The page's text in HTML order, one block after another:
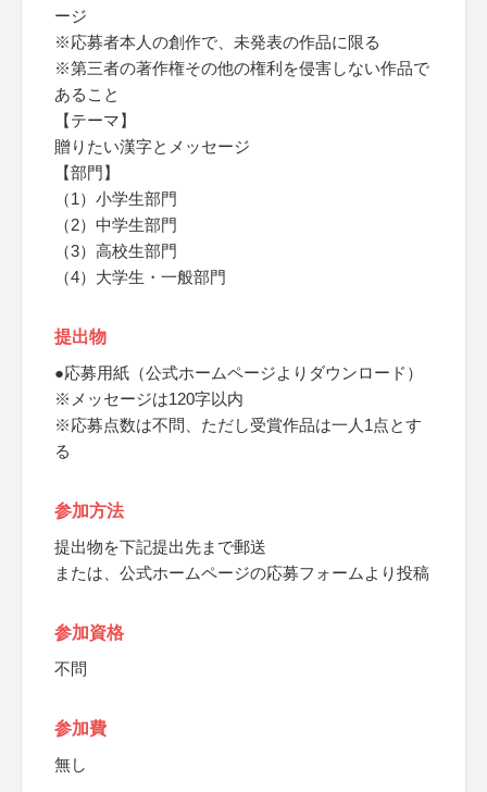
ージ
※応募者本人の創作で、未発表の作品に限る
※第三者の著作権その他の権利を侵害しない作品で
あること
【テーマ】
贈りたい漢字とメッセージ
【部門】
（1）小学生部門
（2）中学生部門
（3）高校生部門
（4）大学生・一般部門
提出物
●応募用紙（公式ホームページよりダウンロード）
※メッセージは120字以内
※応募点数は不問、ただし受賞作品は一人1点とす
る
参加方法
提出物を下記提出先まで郵送
または、公式ホームページの応募フォームより投稿
参加資格
不問
参加費
無し